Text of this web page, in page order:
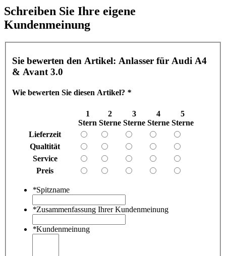
Schreiben Sie Ihre eigene
Kundenmeinung
Sie bewerten den Artikel: Anlasser für Audi A4
& Avant 3.0
Wie bewerten Sie diesen Artikel? *
1
Stern
2
Sterne
3
Sterne
4
Sterne
5
Sterne
Lieferzeit
Qualtität
Service
Preis
*Spitzname
*Zusammenfassung Ihrer Kundenmeinung
*Kundenmeinung